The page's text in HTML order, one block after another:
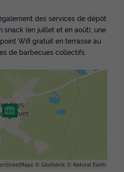
des services de dépôt
snack (en juillet et en août), une
Wifi gratuit en terrasse au
de barbecues collectifs.